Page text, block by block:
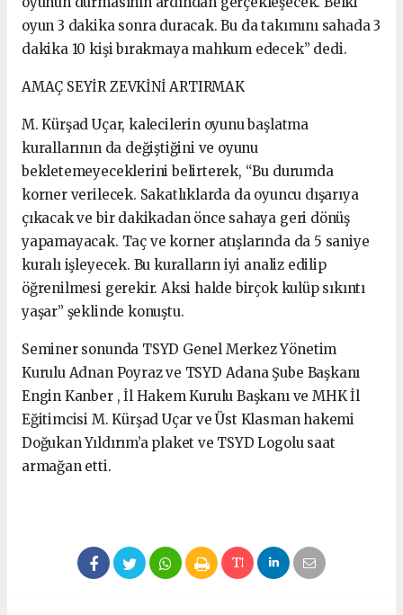
oyun 3 dakika sonra duracak. Bu da takımını sahada 3
dakika 10 kişi bırakmaya mahkum edecek” dedi.
AMAÇ SEYİR ZEVKİNİ ARTIRMAK
M. Kürşad Uçar, kalecilerin oyunu başlatma
kurallarının da değiştiğini ve oyunu
bekletemeyeceklerini belirterek, “Bu durumda
korner verilecek. Sakatlıklarda da oyuncu dışarıya
çıkacak ve bir dakikadan önce sahaya geri dönüş
yapamayacak. Taç ve korner atışlarında da 5 saniye
kuralı işleyecek. Bu kuralların iyi analiz edilip
öğrenilmesi gerekir. Aksi halde birçok kulüp sıkıntı
yaşar” şeklinde konuştu.
Seminer sonunda TSYD Genel Merkez Yönetim
Kurulu Adnan Poyraz ve TSYD Adana Şube Başkanı
Engin Kanber , İl Hakem Kurulu Başkanı ve MHK İl
Eğitimcisi M. Kürşad Uçar ve Üst Klasman hakemi
Doğukan Yıldırım’a plaket ve TSYD Logolu saat
armağan etti.